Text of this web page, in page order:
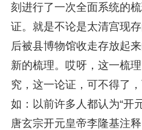
刻进行了一次全面系统的
证。就是不论是太清宫现
后被县博物馆收走存放起
新的梳理。哎呀，这一梳
究，这一论证，可不得了
如：以前许多人都认为“开
唐玄宗开元皇帝李隆基注